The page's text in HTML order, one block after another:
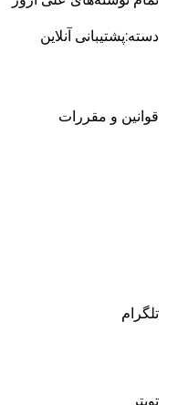
دسته:پشتیبانی آنلاین
قوانین و مقررات
تلگرام
تویتر